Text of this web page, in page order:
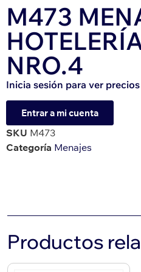
M473
NRO.4
Inicia sesión para ver precios
Entrar a mi cuenta
SKU M473
Categoría Menajes
Productos